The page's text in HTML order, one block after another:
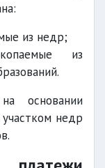
из недр;
из
основании
недр